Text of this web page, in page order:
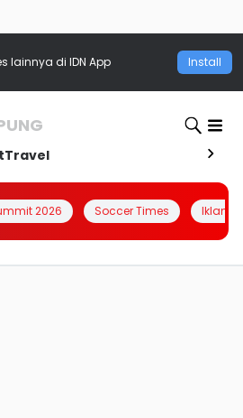
lainnya di IDN App Install
Travel
2026 Soccer Times Iklanin